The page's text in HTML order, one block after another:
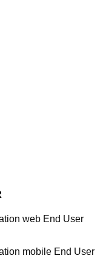
web End User
mobile End User